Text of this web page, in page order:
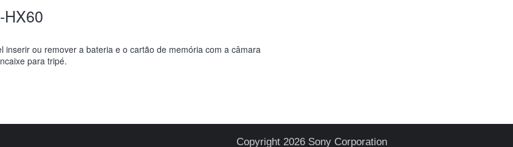
HX60
inserir ou remover a bateria e o cartão de memória com a câmara
para tripé.
Copyright 2026 Sony Corporation